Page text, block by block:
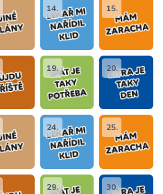
14. 15.
19. 20.
24. 25.
29. 30.